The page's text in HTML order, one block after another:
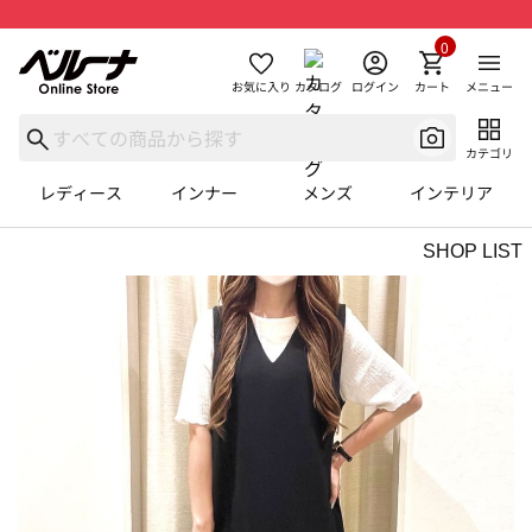
お気に入り カタログ ログイン カート
0
メニュー
カテゴリ
レディース インナー メンズ インテリア
SHOP LIST